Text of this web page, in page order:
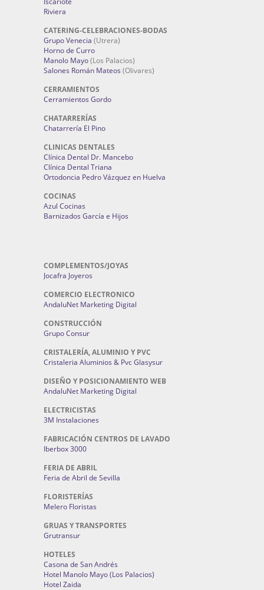
Riviera
CATERING-CELEBRACIONES-BODAS
Grupo Venecia (Utrera)
Horno de Curro
Manolo Mayo(Los Palacios)
Salones Román Mateos (Olivares)
CERRAMIENTOS
Cerramientos Gordo
CHATARRERÍAS
Chatarrería El Pino
CLINICAS DENTALES
Clínica Dental Dr. Mancebo
Clínica Dental Triana
Ortodoncia Pedro Vázquez en Huelva
COCINAS
Azul Cocinas
Barnizados García e Hijos
COMPLEMENTOS/JOYAS
Jocafra Joyeros
COMERCIO ELECTRONICO
AndaluNet Marketing Digital
CONSTRUCCIÓN
Grupo Consur
CRISTALERÍA, ALUMINIO Y PVC
Cristaleria Aluminios & Pvc Glasysur
DISEÑO Y POSICIONAMIENTO WEB
AndaluNet Marketing Digital
ELECTRICISTAS
3M Instalaciones
FABRICACIÓN CENTROS DE LAVADO
Iberbox 3000
FERIA DE ABRIL
Feria de Abril de Sevilla
FLORISTERÍAS
Melero Floristas
GRUAS Y TRANSPORTES
Grutransur
HOTELES
Casona de San Andrés
Hotel Manolo Mayo (Los Palacios)
Hotel Zaida